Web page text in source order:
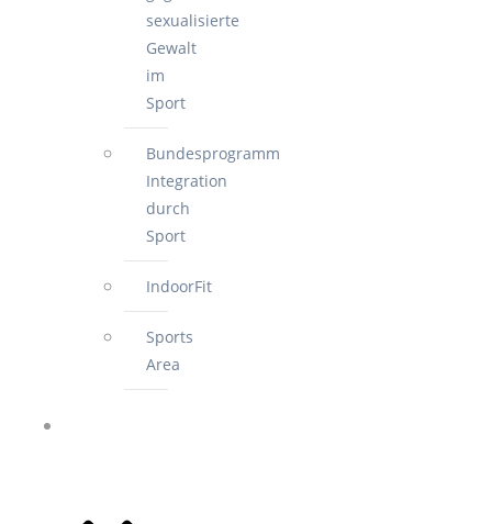
sexualisierte
Gewalt
im
Sport
Bundesprogramm
Integration
durch
Sport
IndoorFit
Sports
Area